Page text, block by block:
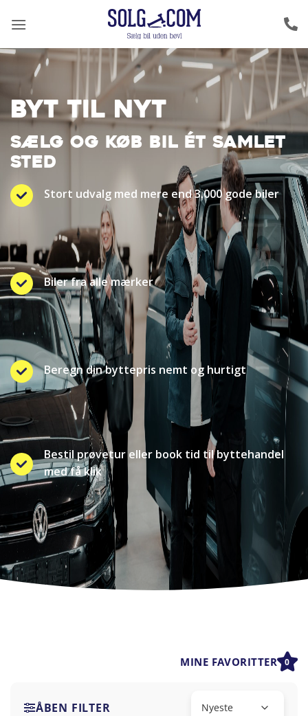
BYT TIL NYT
SÆLG OG KØB BIL ÉT SAMLET
STED
Stort udvalg med mere end 3.000 gode biler
Biler fra alle mærker
Beregn din byttepris nemt og hurtigt
Bestil prøvetur eller book tid til byttehandel
med få klik
MINE FAVORITTER 0
ÅBEN FILTER